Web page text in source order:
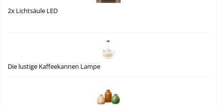
2x Lichtsäule LED
Die lustige Kaffeekannen Lampe